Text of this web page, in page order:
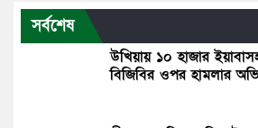
সর্বশেষ
উখিয়ায় ১০ হাজার
বিজিবির ওপর হামলার